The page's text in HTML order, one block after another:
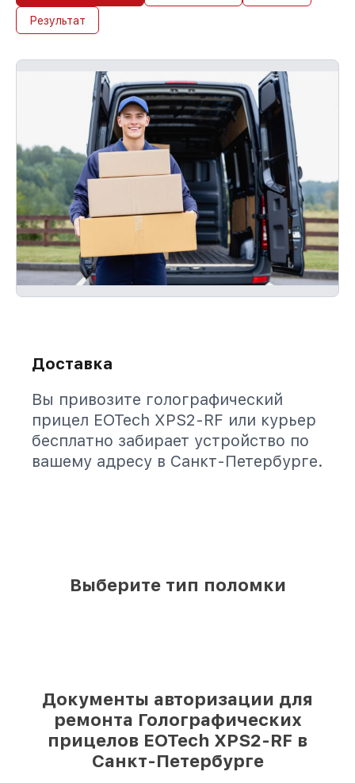
Результат
Доставка
Вы привозите голографический
прицел EOTech XPS2-RF или курьер
бесплатно забирает устройство по
вашему адресу в Санкт-Петербурге.
Выберите тип поломки
Документы авторизации для
ремонта Голографических
прицелов EOTech XPS2-RF в
Санкт-Петербурге